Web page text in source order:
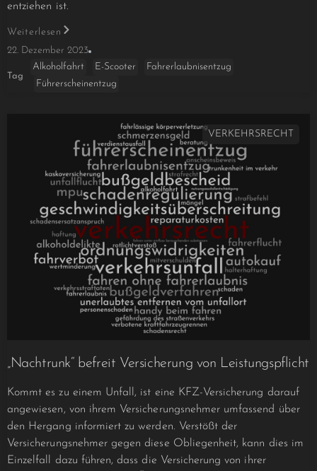
entziehen ist.
Weiterlesen
22. Dezember 2023
Tag
Alkoholfahrt E-Scooter
Fahrerlaubnisentzug
Führerscheinentzug
„Nachtrunk“ befreit Versicherung von Leistungspflicht
Kommt es zu einem Unfall, ist eine KFZ-Versicherung darauf
angewiesen, von ihrem Versicherungsnehmer umfassend über
den Hergang informiert zu werden. Verstößt der
Versicherungsnehmer gegen diese Obliegenheit, kann dies im
Einzelfall dazu führen, dass die Versicherung von ihrer
VERKEHRSRECHT